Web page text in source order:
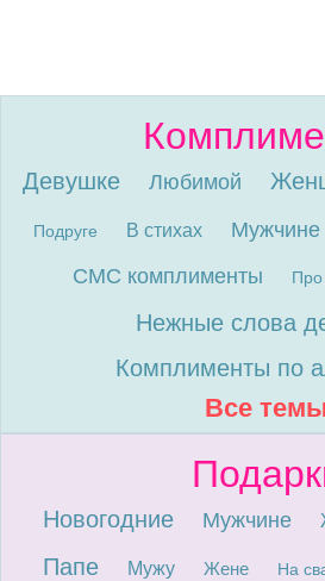
Девушке Любимой
Подруге В стихах Мужчине
СМС комплименты Про
Нежные слова
Комплименты по
Все
Новогодние Мужчине
Папе Мужу Жене На